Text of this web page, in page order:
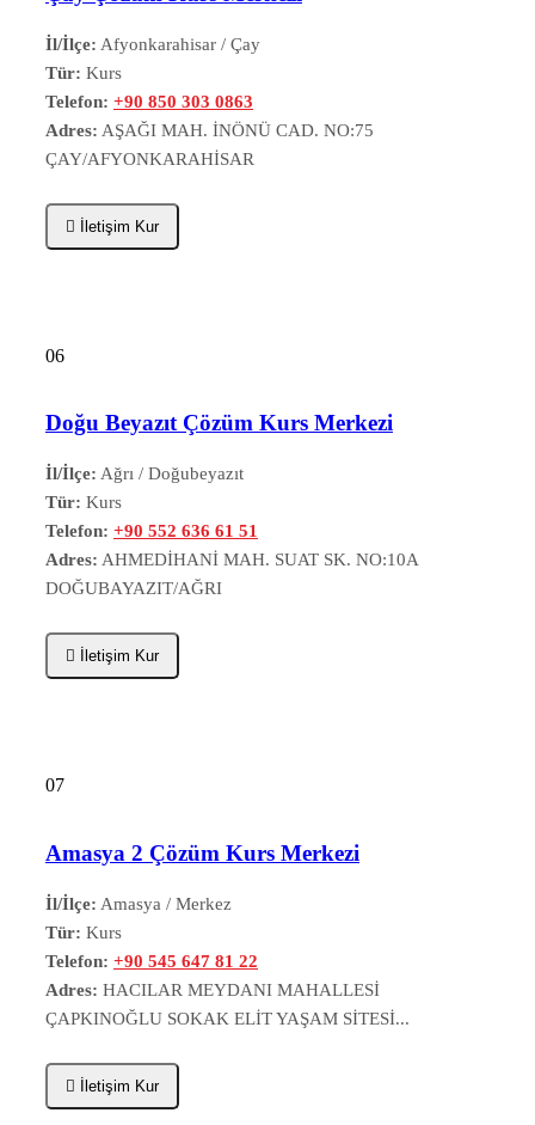
İl/İlçe: Afyonkarahisar / Çay
Tür: Kurs
Telefon: +90 850 303 0863
Adres: AŞAĞI MAH. İNÖNÜ CAD. NO:75
ÇAY/AFYONKARAHİSAR
İletişim Kur
06
Doğu Beyazıt Çözüm Kurs Merkezi
İl/İlçe: Ağrı / Doğubeyazıt
Tür: Kurs
Telefon: +90 552 636 61 51
Adres: AHMEDİHANİ MAH. SUAT SK. NO:10A
DOĞUBAYAZIT/AĞRI
İletişim Kur
07
Amasya 2 Çözüm Kurs Merkezi
İl/İlçe: Amasya / Merkez
Tür: Kurs
Telefon: +90 545 647 81 22
Adres: HACILAR MEYDANI MAHALLESİ
ÇAPKINOĞLU SOKAK ELİT YAŞAM SİTESİ...
İletişim Kur